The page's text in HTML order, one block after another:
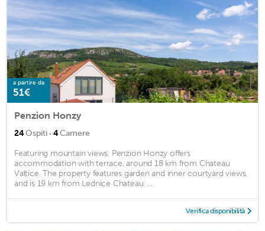
a partire da
51€
Penzion Honzy
24Ospiti · 4Camere
Featuring mountain views, Penzion Honzy offers
accommodation with terrace, around 18 km from Chateau
Valtice. The property features garden and inner courtyard views,
and is 19 km from Lednice Chateau. ...
Verifica disponibilità